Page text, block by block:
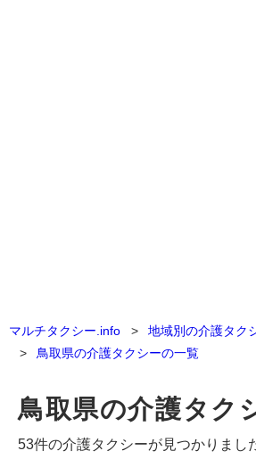
マルチタクシー.info
地域別の介護タク
鳥取県の介護タクシーの一覧
鳥取県の介護タク
53件の介護タクシーが見つかりまし